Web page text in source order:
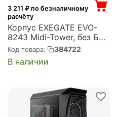
3 211 ₽ по безналичному
расчёту
Корпус EXEGATE EVO-
8243 Midi-Tower, без БП,
с окном, подсветка,
2xUSB 2.0, 1xUSB 3.0,
чёрный (EX292859RUS)
Код товара: 384722
В наличии